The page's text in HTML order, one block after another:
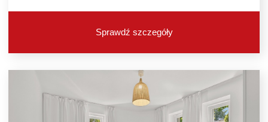
Sprawdź szczegóły